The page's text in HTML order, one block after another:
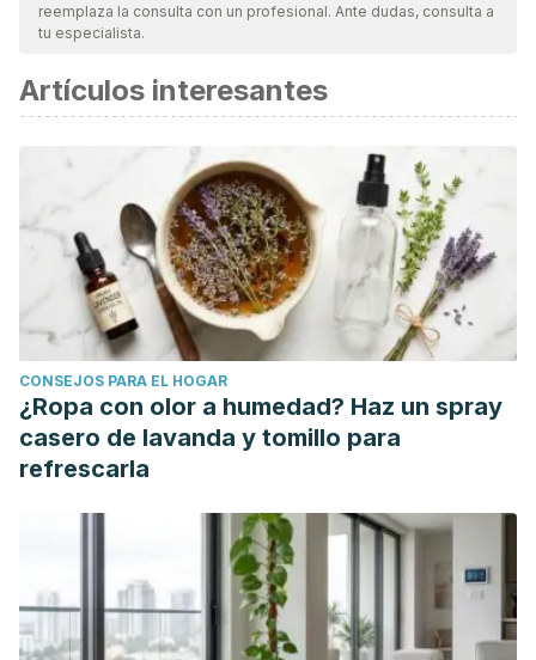
vigencia y validez.La bibliografía de este artículo fue
científica.
Ortega Rojas, Juan , El vínculo de pareja: Una posibilidad
afectiva para crecer. Revista Electrónica Educare
[Internet]. 2012;16:23-30. Recuperado de:
https://www.redalyc.org/articulo.oa?id=194124704008
reemplaza la consulta con un profesional. Ante dudas, consulta a
tu especialista.
Artículos interesantes
CONSEJOS PARA EL HOGAR
¿Ropa con olor a humedad? Haz un spray
casero de lavanda y tomillo para
refrescarla